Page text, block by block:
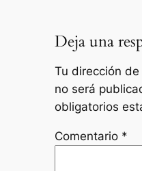
Deja una
Tu dirección
no será
obligatorios
Comentario *